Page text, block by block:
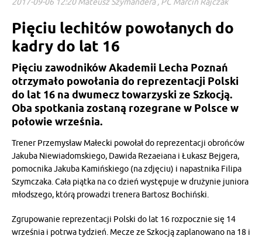
Pięciu lechitów powołanych do
kadry do lat 16
Pięciu zawodników Akademii Lecha Poznań
otrzymało powołania do reprezentacji Polski
do lat 16 na dwumecz towarzyski ze Szkocją.
Oba spotkania zostaną rozegrane w Polsce w
połowie września.
Trener Przemysław Małecki powołał do reprezentacji obrońców
Jakuba Niewiadomskiego, Dawida Rezaeiana i Łukasz Bejgera,
pomocnika Jakuba Kamińskiego (na zdjęciu) i napastnika Filipa
Szymczaka. Cała piątka na co dzień występuje w drużynie juniora
młodszego, którą prowadzi trenera Bartosz Bochiński.
Zgrupowanie reprezentacji Polski do lat 16 rozpocznie się 14
września i potrwa tydzień. Mecze ze Szkocją zaplanowano na 18 i